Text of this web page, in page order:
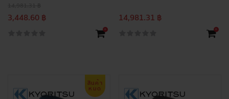
3,448.60 ฿
+
14,981.31 ฿
+
สินค้า
หมด